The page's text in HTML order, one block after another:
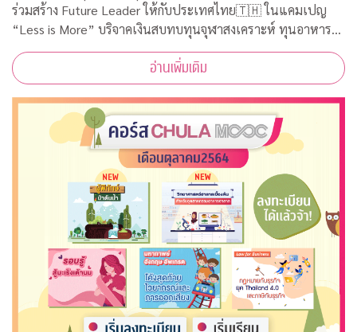
ร่วมสร้าง Future Leader ให้กับประเทศไทย🇹🇭 ในแคมเปญ
“Less is More” บริจาคเงินสบทบทุนจุฬาสงเคราะห์ ทุนอาหาร
กลางวัน และสนับสนุนอุปกรณ์การเรียนออนไลน์ให้น้องนิสิตใช้ทำ
กิจกรรมจิตอาสาออนไลน์รับใช้ประชาชนคว
อ่านเพิ่มเติม